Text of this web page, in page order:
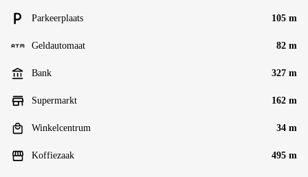
Parkeerplaats 105 m
Geldautomaat 82 m
Bank 327 m
Supermarkt 162 m
Winkelcentrum 34 m
Koffiezaak 495 m